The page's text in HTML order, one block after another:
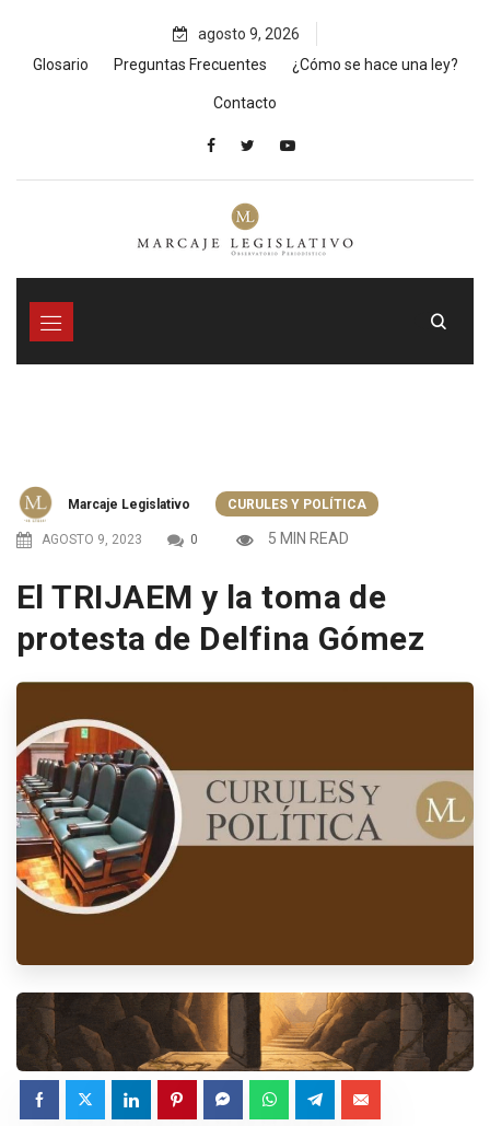
content
agosto 9, 2026
Glosario
Preguntas Frecuentes ¿Cómo se hace una ley?
Contacto
Marcaje Legislativo CURULES Y POLÍTICA
AGOSTO 9, 2023 0 5 MIN READ
El TRIJAEM y la toma de
protesta de Delfina Gómez